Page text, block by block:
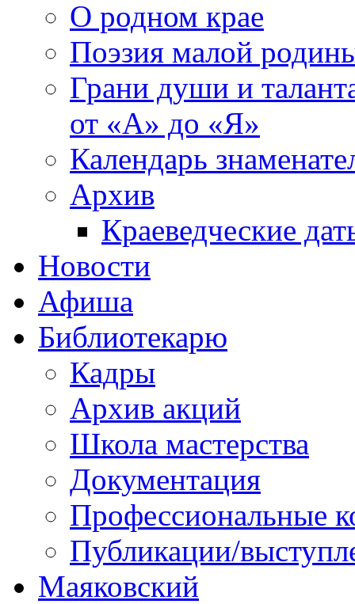
О родном крае
Поэзия малой
Грани души и
от «А» до «Я»
Календарь
Архив
Краеведческие
Новости
Афиша
Библиотекарю
Кадры
Архив акций
Школа мастерства
Документация
Профессиональные
Публикации/
Маяковский